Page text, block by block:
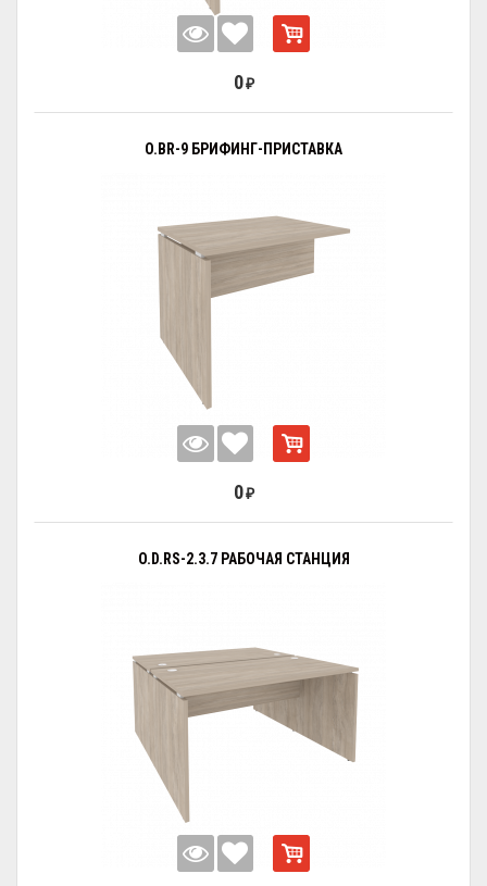
0 ₽
O.BR-9 БРИФИНГ-ПРИСТАВКА
0 ₽
O.D.RS-2.3.7 РАБОЧАЯ СТАНЦИЯ